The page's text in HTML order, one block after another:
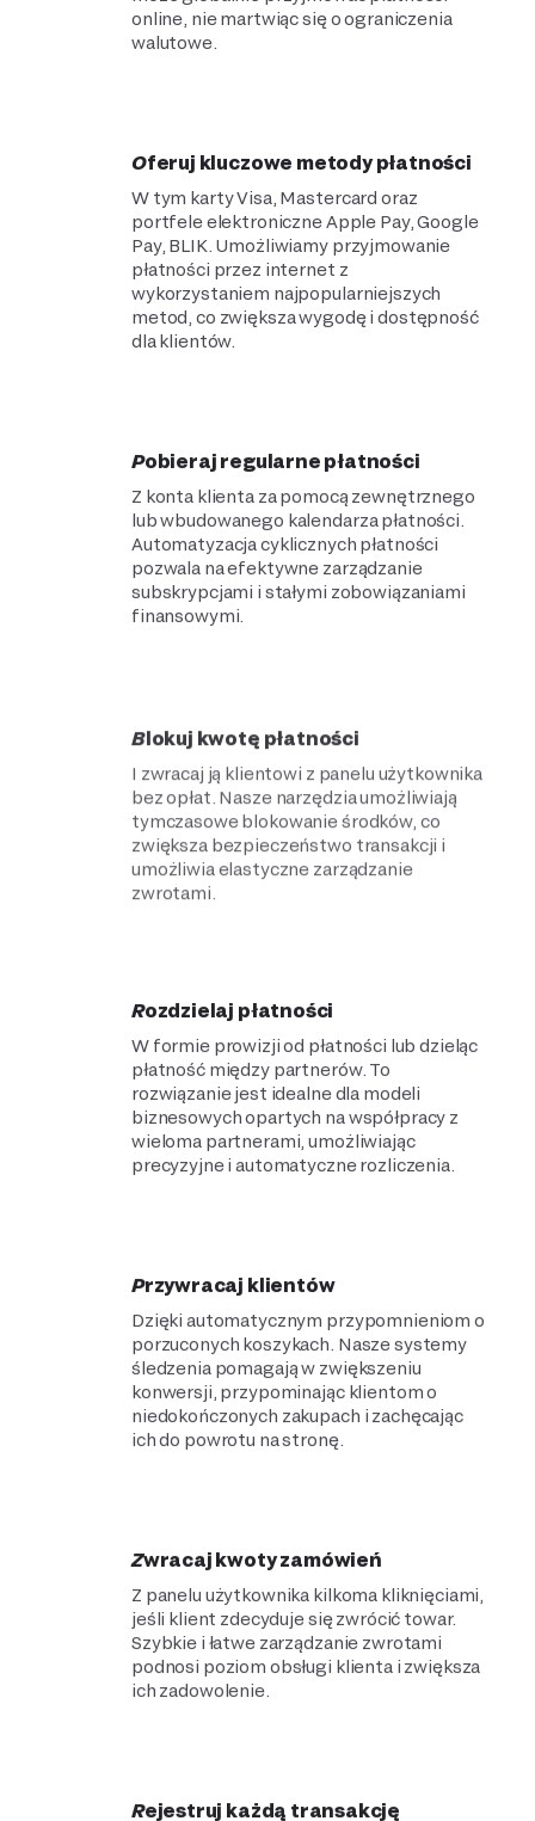
online, nie martwiąc się o ograniczenia
walutowe.
Oferuj kluczowe metody płatności
W tym karty Visa, Mastercard oraz
portfele elektroniczne Apple Pay, Google
Pay, BLIK. Umożliwiamy przyjmowanie
płatności przez internet z
wykorzystaniem najpopularniejszych
metod, co zwiększa wygodę i dostępność
dla klientów.
Pobieraj regularne płatności
Z konta klienta za pomocą zewnętrznego
lub wbudowanego kalendarza płatności.
Automatyzacja cyklicznych płatności
pozwala na efektywne zarządzanie
subskrypcjami i stałymi zobowiązaniami
finansowymi.
Blokuj kwotę płatności
I zwracaj ją klientowi z panelu użytkownika
bez opłat. Nasze narzędzia umożliwiają
tymczasowe blokowanie środków, co
zwiększa bezpieczeństwo transakcji i
umożliwia elastyczne zarządzanie
zwrotami.
Rozdzielaj płatności
W formie prowizji od płatności lub dzieląc
płatność między partnerów. To
rozwiązanie jest idealne dla modeli
biznesowych opartych na współpracy z
wieloma partnerami, umożliwiając
precyzyjne i automatyczne rozliczenia.
Przywracaj klientów
Dzięki automatycznym przypomnieniom o
porzuconych koszykach. Nasze systemy
śledzenia pomagają w zwiększeniu
konwersji, przypominając klientom o
niedokończonych zakupach i zachęcając
ich do powrotu na stronę.
Zwracaj kwoty zamówień
Z panelu użytkownika kilkoma kliknięciami,
jeśli klient zdecyduje się zwrócić towar.
Szybkie i łatwe zarządzanie zwrotami
podnosi poziom obsługi klienta i zwiększa
ich zadowolenie.
Rejestruj każdą transakcję